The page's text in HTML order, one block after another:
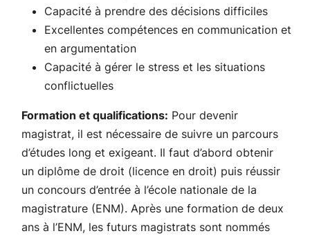
Capacité à prendre des décisions difficiles
Excellentes compétences en communication et
en argumentation
Capacité à gérer le stress et les situations
conflictuelles
Formation et qualifications: Pour devenir
magistrat, il est nécessaire de suivre un parcours
d’études long et exigeant. Il faut d’abord obtenir
un diplôme de droit (licence en droit) puis réussir
un concours d’entrée à l’école nationale de la
magistrature (ENM). Après une formation de deux
ans à l’ENM, les futurs magistrats sont nommés